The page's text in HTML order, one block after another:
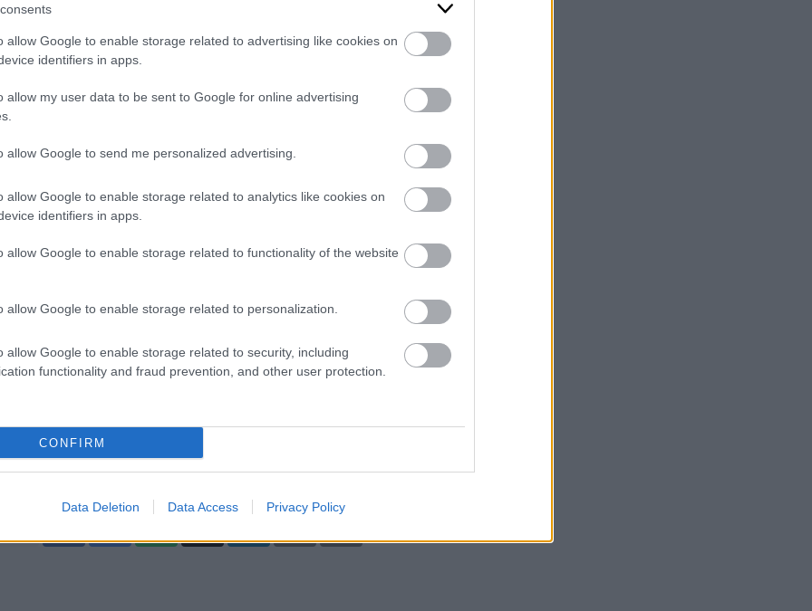
allow Google to enable storage related to advertising like cookies on
identifiers in apps.
allow my user data to be sent to Google for online advertising
allow Google to send me personalized advertising.
allow Google to enable storage related to analytics like cookies on
identifiers in apps.
allow Google to enable storage related to functionality of the website
allow Google to enable storage related to personalization.
allow Google to enable storage related to security, including
functionality and fraud prevention, and other user protection.
CONFIRM
Data Deletion Data Access Privacy Policy
λίπους και των υδατανθράκων • Ανασκόπηση
κατά πόσο οι διαιτητικές ισοφλαβόνες παίζουν
χρόνιων παθήσεων (συμπλήρωμα έναντι δίαιτας) •
πιθανοτήτων διατήρησης του υπερβολικού βάρους •
που πάσχουν από νευρική ανορεξία
2013
για μια ευχάριστη